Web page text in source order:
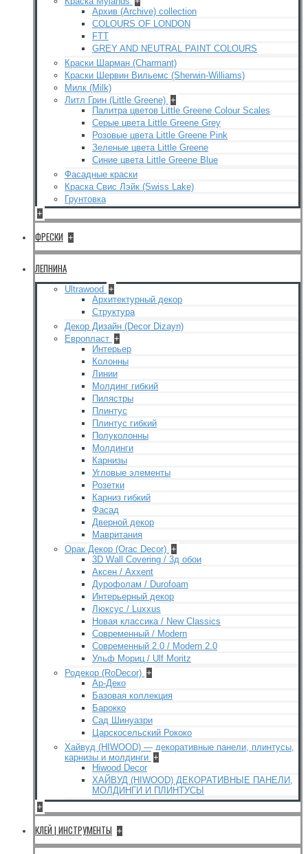
Архив (Archive) collection
COLOURS OF LONDON
FTT
GREY AND NEUTRAL PAINT COLOURS
Краски Шарман (Charmant)
Краски Шервин Вильемс (Sherwin-Williams)
Милк (Milk)
Литл Грин (Little Greene) +
Палитра цветов Little Greene Colour Scales
Серые цвета Little Greene Grey
Розовые цвета Little Greene Pink
Зеленые цвета Little Greene
Синие цвета Little Greene Blue
Фасадные краски
Краска Свис Лэйк (Swiss Lake)
Грунтовка
+
ФРЕСКИ +
ЛЕПНИНА
Ultrawood +
Архитектурный декор
Структура
Декор Дизайн (Decor Dizayn)
Европласт +
Интерьер
Колонны
Линии
Молдинг гибкий
Пилястры
Плинтус
Плинтус гибкий
Полуколонны
Молдинги
Карнизы
Угловые элементы
Розетки
Карниз гибкий
Фасад
Дверной декор
Мавритания
Орак Декор (Orac Decor) +
3D Wall Covering / 3д обои
Аксен / Axxent
Дурофолам / Durofoam
Интерьерный декор
Люксус / Luxxus
Новая классика / New Classics
Современный / Modern
Современный 2.0 / Modern 2.0
Ульф Мориц / Ulf Moritz
Родекор (RoDecor) +
Ар-Деко
Базовая коллекция
Барокко
Сад Шинуазри
Царскосельский Рококо
Хайвуд (HIWOOD) — декоративные панели, плинтусы,
карнизы и молдинги +
Hiwood Decor
ХАЙВУД (HIWOOD) ДЕКОРАТИВНЫЕ ПАНЕЛИ,
МОЛДИНГИ И ПЛИНТУСЫ
+
КЛЕЙ | ИНСТРУМЕНТЫ +